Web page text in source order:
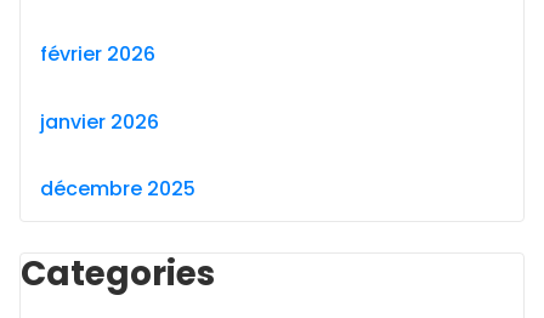
février 2026
janvier 2026
décembre 2025
Categories